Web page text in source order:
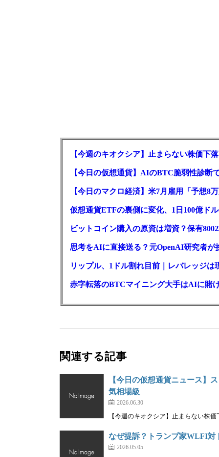
【今週のキオクシア】止まらない株価下
【今日の仮想通貨】AIのBTC脆弱性診断
【今日のマクロ経済】米7月雇用「予想8
仮想通貨ETFの裏側に変化、1日100億ド
ビットコイン購入の原資は増資？保有
思考をAIに直接送る？元OpenAI研究者が
リップル、1ドル割れ目前｜レバレッジは
赤字転落のBTCマイニング大手はAIに賭
関連する記事
【今日の仮想通貨ニュース】
気相場級
2026.06.30
【今週のキオクシア】止まらない株
なぜ提訴？トランプ家WLFI対
2026.05.05